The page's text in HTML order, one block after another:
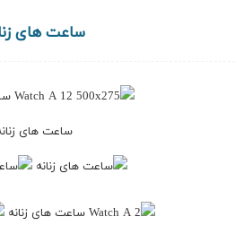
ساعت های
ساعت های